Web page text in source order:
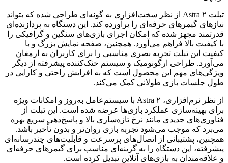
تبلت Astra ۲ از نظر سخت‌افزاری به گونه‌ای طراحی شده که بتواند
نیازهای گیمرهای حرفه‌ای را برآورده کند. این دستگاه به پردازنده‌ای
قدرتمند مجهز شده که امکان اجرای بازی‌های سنگین و گرافیکی را
با کیفیت بالا فراهم می‌آورد. همچنین، صفحه نمایش بزرگ و با
کیفیت این تبلت تجربه بصری مناسبی را برای کاربران به ارمغان
می‌آورد. طراحی ارگونومیک و سیستم خنک‌کننده پیشرفته از دیگر
ویژگی‌های مهم این محصول است که به افزایش راحتی و کارایی در
طول جلسات بازی طولانی کمک می‌کند.
از نظر نرم‌افزاری، Astra ۲ با سیستم‌عامل به‌روز و امکانات ویژه
برای بهینه‌سازی عملکرد بازی‌ها عرضه شده است. این تبلت از
فناوری‌های جدیدی مانند نرخ تازه‌سازی بالا و پاسخ‌دهی سریع بهره
می‌برد که موجب می‌شود تجربه بازی روان‌تر و بدون تأخیر باشد.
همچنین، پشتیبانی از اتصال‌های پرسرعت و قابلیت‌های چندرسانه‌ای
پیشرفته، این دستگاه را به گزینه‌ای مناسب برای گیمرهای حرفه‌ای
و علاقه‌مندان به بازی‌های آنلاین تبدیل کرده است.